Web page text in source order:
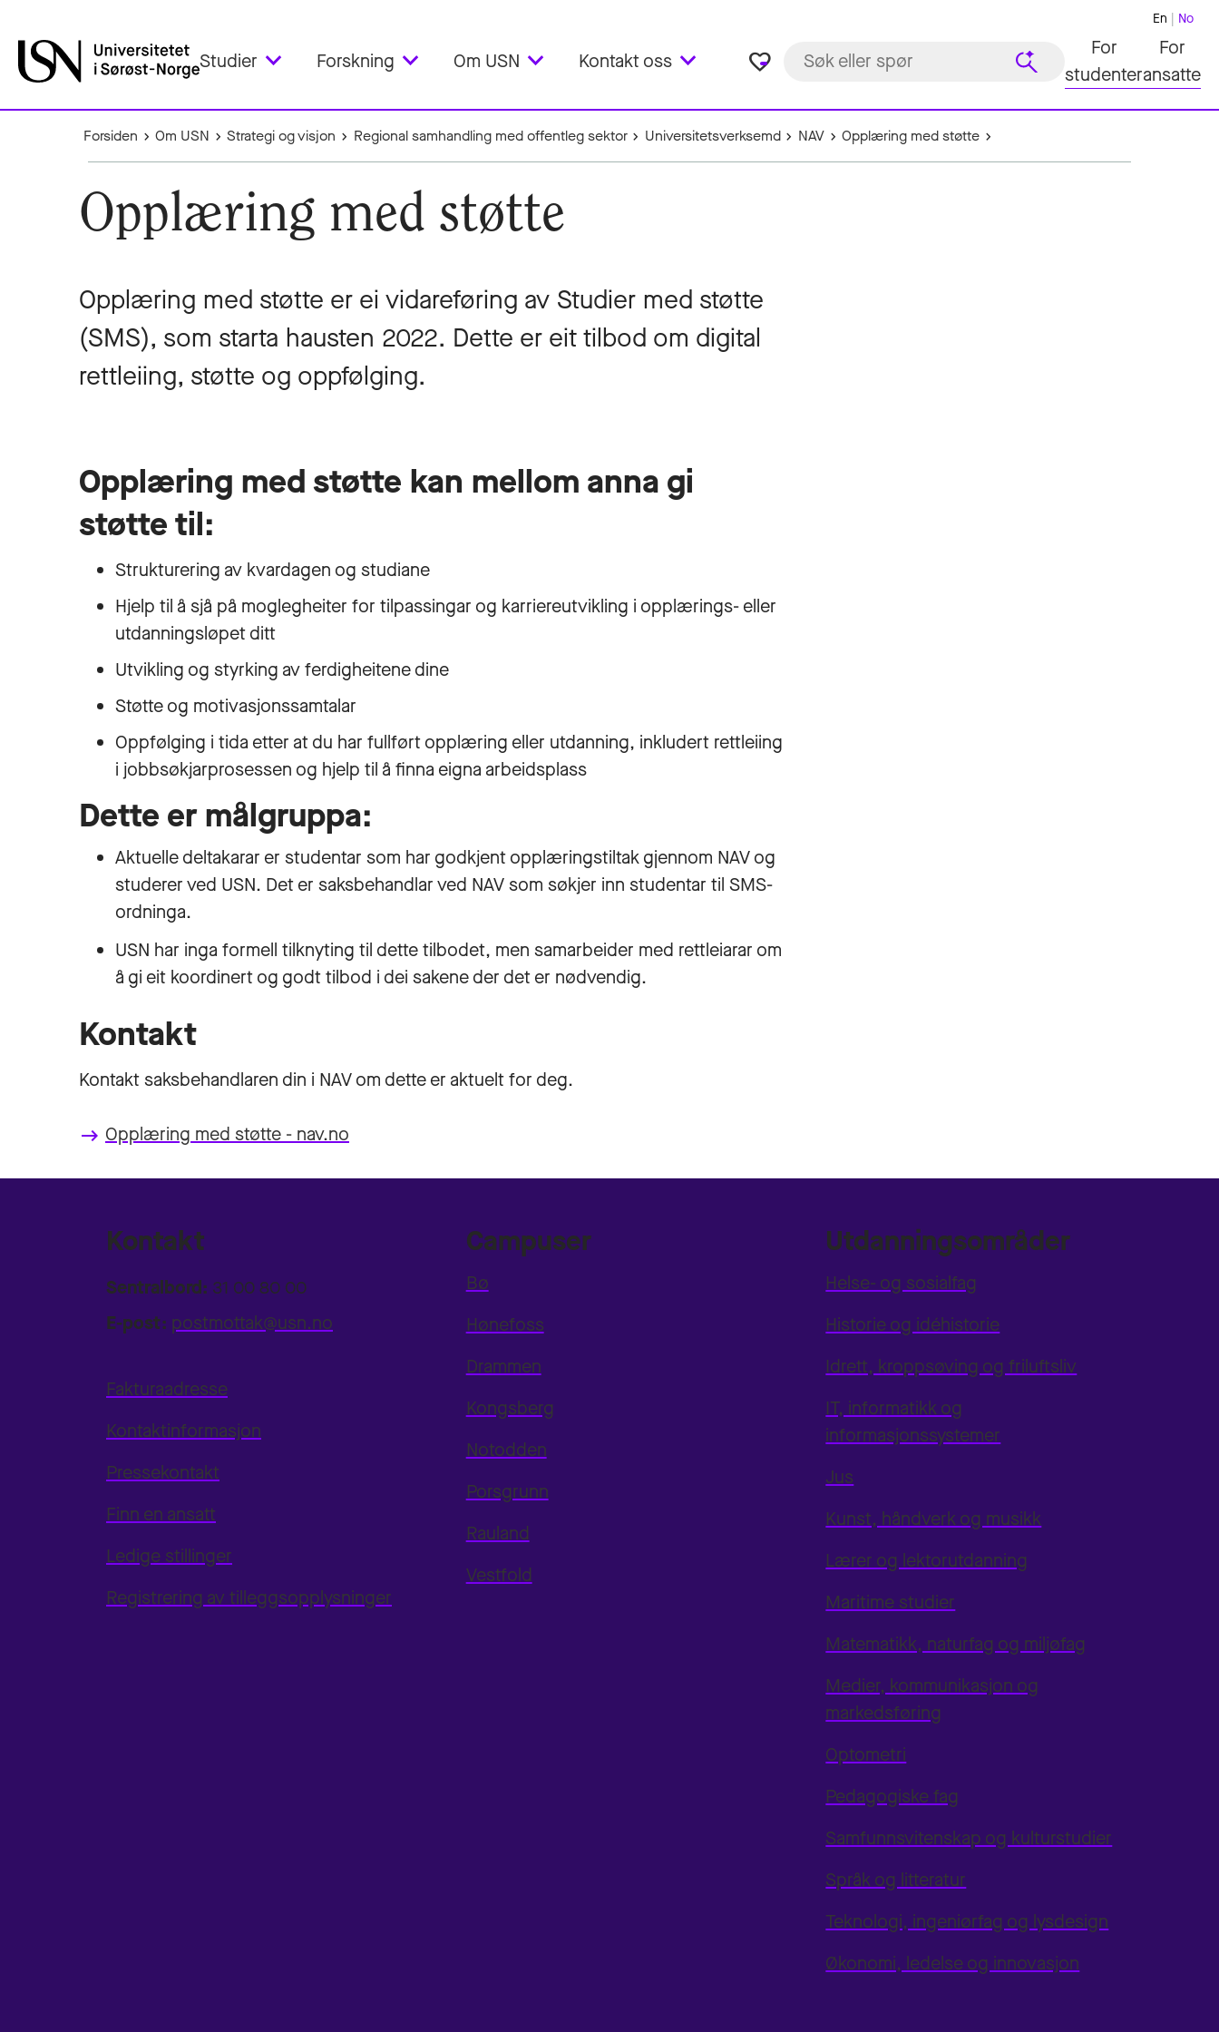
Studier Forskning Om USN Kontakt oss favorite_border
En No
For
studenter
For
ansatte
Forsiden Om USN Strategi og visjon Regional samhandling med offentleg sektor Universitetsverksemd NAV Opplæring med støtte
Opplæring med støtte
Opplæring med støtte er ei vidareføring av Studier med støtte
(SMS), som starta hausten 2022. Dette er eit tilbod om digital
rettleiing, støtte og oppfølging.
Opplæring med støtte kan mellom anna gi
støtte til:
Strukturering av kvardagen og studiane
Hjelp til å sjå på moglegheiter for tilpassingar og karriereutvikling i opplærings- eller
utdanningsløpet ditt
Utvikling og styrking av ferdigheitene dine
Støtte og motivasjonssamtalar
Oppfølging i tida etter at du har fullført opplæring eller utdanning, inkludert rettleiing
i jobbsøkjarprosessen og hjelp til å finna eigna arbeidsplass
Dette er målgruppa:
Aktuelle deltakarar er studentar som har godkjent opplæringstiltak gjennom NAV og
studerer ved USN. Det er saksbehandlar ved NAV som søkjer inn studentar til SMS-
ordninga.
USN har inga formell tilknyting til dette tilbodet, men samarbeider med rettleiarar om
å gi eit koordinert og godt tilbod i dei sakene der det er nødvendig.
Kontakt
Kontakt saksbehandlaren din i NAV om dette er aktuelt for deg.
keyboard_backspace Opplæring med støtte - nav.no
Kontakt
Sentralbord: 31 00 80 00
E-post: postmottak@usn.no
Fakturaadresse
Kontaktinformasjon
Pressekontakt
Finn en ansatt
Ledige stillinger
Registrering av tilleggsopplysninger
Campuser
Bø
Hønefoss
Drammen
Kongsberg
Notodden
Porsgrunn
Rauland
Vestfold
Utdanningsområder
Helse- og sosialfag
Historie og idéhistorie
Idrett, kroppsøving og friluftsliv
IT, informatikk og
informasjonssystemer
Jus
Kunst, håndverk og musikk
Lærer og lektorutdanning
Maritime studier
Matematikk, naturfag og miljøfag
Medier, kommunikasjon og
markedsføring
Optometri
Pedagogiske fag
Samfunnsvitenskap og kulturstudier
Språk og litteratur
Teknologi, ingeniørfag og lysdesign
Økonomi, ledelse og innovasjon